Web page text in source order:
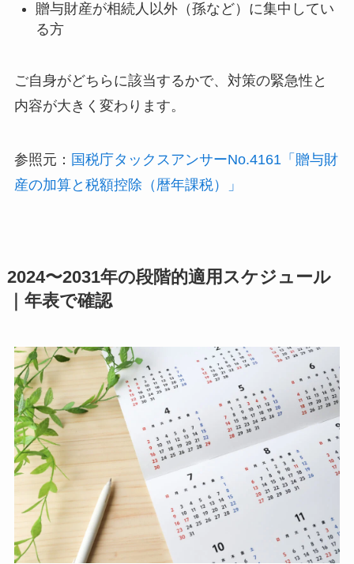
贈与財産が相続人以外（孫など）に集中してい
る方
ご自身がどちらに該当するかで、対策の緊急性と
内容が大きく変わります。
参照元： 国税庁タックスアンサーNo.4161「贈与財
産の加算と税額控除（暦年課税）」
2024〜2031年の段階的適用スケジュール
｜年表で確認